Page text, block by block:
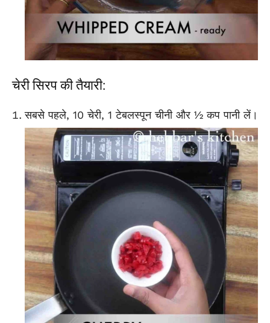
चेरी सिरप की तैयारी:
सबसे पहले, 10 चेरी, 1 टेबलस्पून चीनी और ½ कप पानी लें।